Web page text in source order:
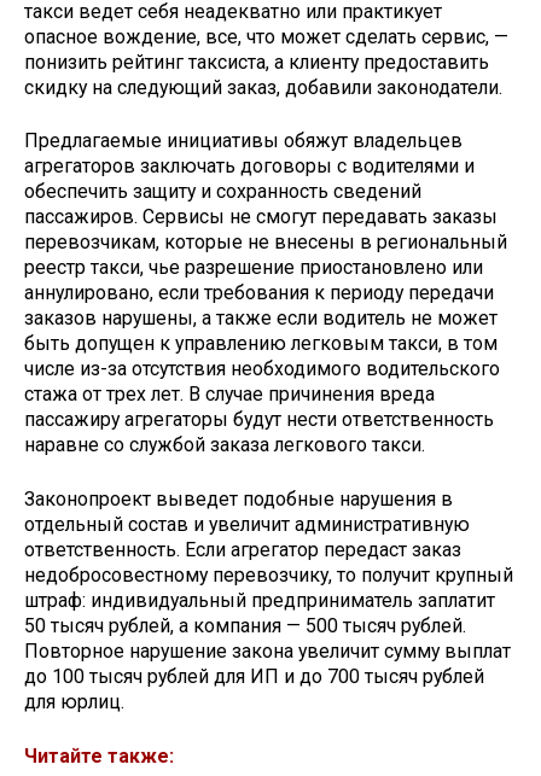
такси ведет себя неадекватно или практикует
опасное вождение, все, что может сделать сервис, —
понизить рейтинг таксиста, а клиенту предоставить
скидку на следующий заказ, добавили законодатели.
Предлагаемые инициативы обяжут владельцев
агрегаторов заключать договоры с водителями и
обеспечить защиту и сохранность сведений
пассажиров. Сервисы не смогут передавать заказы
перевозчикам, которые не внесены в региональный
реестр такси, чье разрешение приостановлено или
аннулировано, если требования к периоду передачи
заказов нарушены, а также если водитель не может
быть допущен к управлению легковым такси, в том
числе из-за отсутствия необходимого водительского
стажа от трех лет. В случае причинения вреда
пассажиру агрегаторы будут нести ответственность
наравне со службой заказа легкового такси.
Законопроект выведет подобные нарушения в
отдельный состав и увеличит административную
ответственность. Если агрегатор передаст заказ
недобросовестному перевозчику, то получит крупный
штраф: индивидуальный предприниматель заплатит
50 тысяч рублей, а компания — 500 тысяч рублей.
Повторное нарушение закона увеличит сумму выплат
до 100 тысяч рублей для ИП и до 700 тысяч рублей
для юрлиц.
Читайте также: